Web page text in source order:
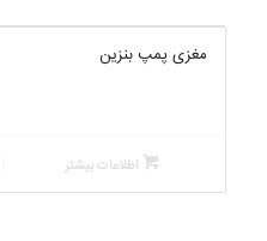
مغزی پمپ بنزین
اطلاعات بیشتر